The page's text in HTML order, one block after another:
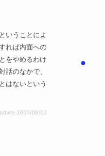
いうことによ
れば内面への
をやめるわけ
のなかで、
はないという
2007/08/02